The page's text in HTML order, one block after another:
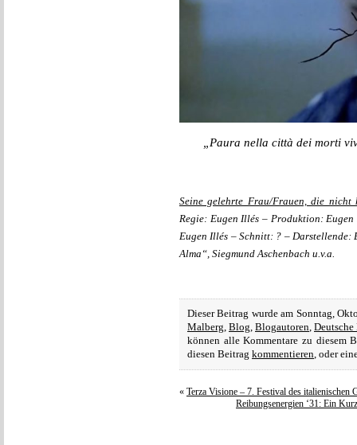
„Paura nella città dei morti
Seine gelehrte Frau/Frauen, die nicht
Regie: Eugen Illés – Produktion:
Eugen Illés – Schnitt: ? – Darstellende:
Alma“, Siegmund Aschenbach u.v.a.
Dieser Beitrag wurde am Sonntag,
Malberg, Blog, Blogautoren,
können alle Kommentare zu diesem
diesen Beitrag kommentieren, oder
« Terza Visione – 7. Festival des
Reibungsenergien ‘31: Ein